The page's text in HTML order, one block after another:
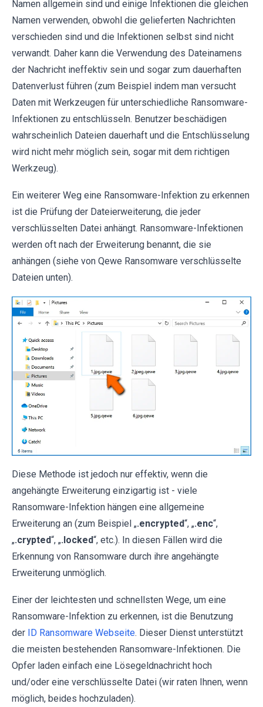
Namen allgemein sind und einige Infektionen die gleichen
Namen verwenden, obwohl die gelieferten Nachrichten
verschieden sind und die Infektionen selbst sind nicht
verwandt. Daher kann die Verwendung des Dateinamens
der Nachricht ineffektiv sein und sogar zum dauerhaften
Datenverlust führen (zum Beispiel indem man versucht
Daten mit Werkzeugen für unterschiedliche Ransomware-
Infektionen zu entschlüsseln. Benutzer beschädigen
wahrscheinlich Dateien dauerhaft und die Entschlüsselung
wird nicht mehr möglich sein, sogar mit dem richtigen
Werkzeug).
Ein weiterer Weg eine Ransomware-Infektion zu erkennen
ist die Prüfung der Dateierweiterung, die jeder
verschlüsselten Datei anhängt. Ransomware-Infektionen
werden oft nach der Erweiterung benannt, die sie
anhängen (siehe von Qewe Ransomware verschlüsselte
Dateien unten).
Diese Methode ist jedoch nur effektiv, wenn die
angehängte Erweiterung einzigartig ist - viele
Ransomware-Infektion hängen eine allgemeine
Erweiterung an (zum Beispiel „.encrypted“, „.enc“,
„.crypted“, „.locked“, etc.). In diesen Fällen wird die
Erkennung von Ransomware durch ihre angehängte
Erweiterung unmöglich.
Einer der leichtesten und schnellsten Wege, um eine
Ransomware-Infektion zu erkennen, ist die Benutzung
der
ID Ransomware Webseite. Dieser Dienst unterstützt
die meisten bestehenden Ransomware-Infektionen. Die
Opfer laden einfach eine Lösegeldnachricht hoch
und/oder eine verschlüsselte Datei (wir raten Ihnen, wenn
möglich, beides hochzuladen).